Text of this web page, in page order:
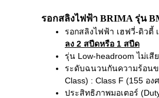
รอกสลิงไฟฟ้า BRIMA รุ่น
รอกสลิงไฟฟ้า เฮฟวี่-ดิวตี้
ลง 2 สปีดหรือ 1 สปีด
รุ่น Low-headroom ไม่เสี
ระดับฉนวนกันความร้อนข
Class) : Class F (155 อง
ประสิทธิภาพมอเตอร์